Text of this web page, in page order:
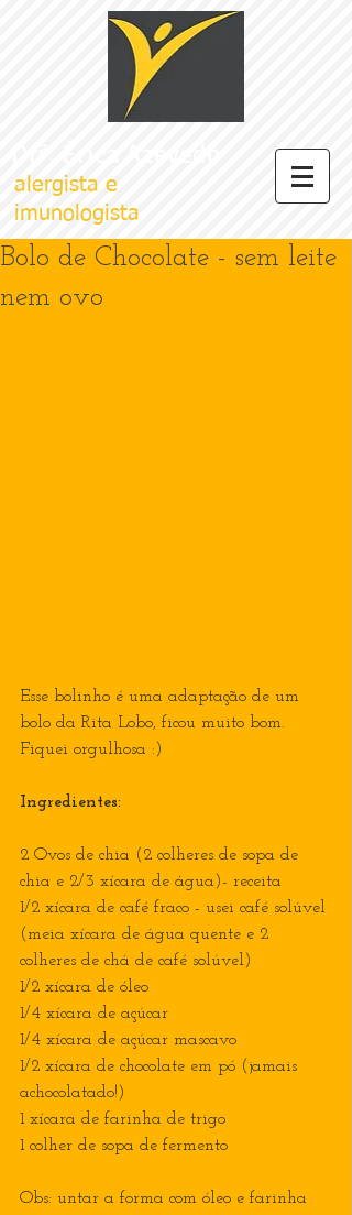
alergista e
imunologista
Bolo de Chocolate - sem leite
nem ovo
Esse bolinho é uma adaptação de um
bolo da Rita Lobo, ficou muito bom.
Fiquei orgulhosa :)
Ingredientes:
2 Ovos de chia (2 colheres de sopa de
chia e 2/3 xícara de água)- receita
1/2 xícara de café fraco - usei café solúvel
(meia xícara de água quente e 2
colheres de chá de café solúvel)
1/2 xícara de óleo
1/4 xícara de açúcar
1/4 xícara de açúcar mascavo
1/2 xícara de chocolate em pó (jamais
achocolatado!)
1 xícara de farinha de trigo
1 colher de sopa de fermento
Obs: untar a forma com óleo e farinha